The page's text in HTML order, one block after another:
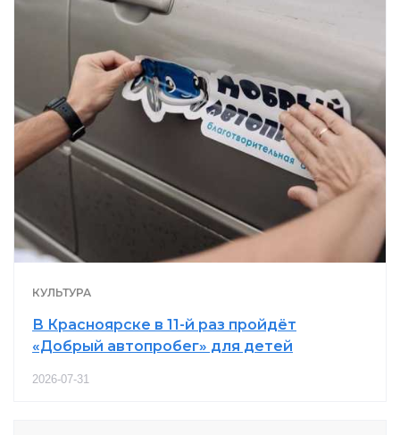
КУЛЬТУРА
В Красноярске в 11-й раз пройдёт
«Добрый автопробег» для детей
2026-07-31